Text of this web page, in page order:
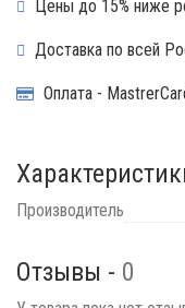
Цены до 15% ниже
Доставка по всей
Оплата -
Производитель
Отзывы - 0